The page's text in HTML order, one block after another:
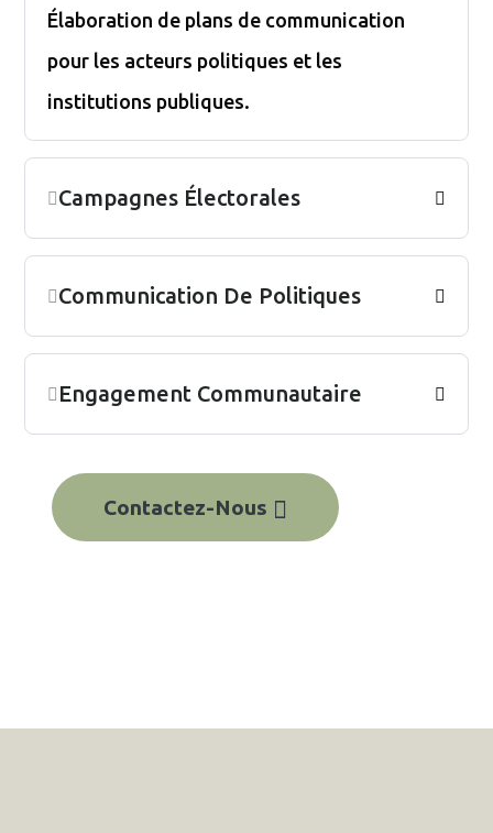
Élaboration de plans de communication
pour les acteurs politiques et les
institutions publiques.
Campagnes Électorales
Communication De Politiques
Engagement Communautaire
Contactez-Nous